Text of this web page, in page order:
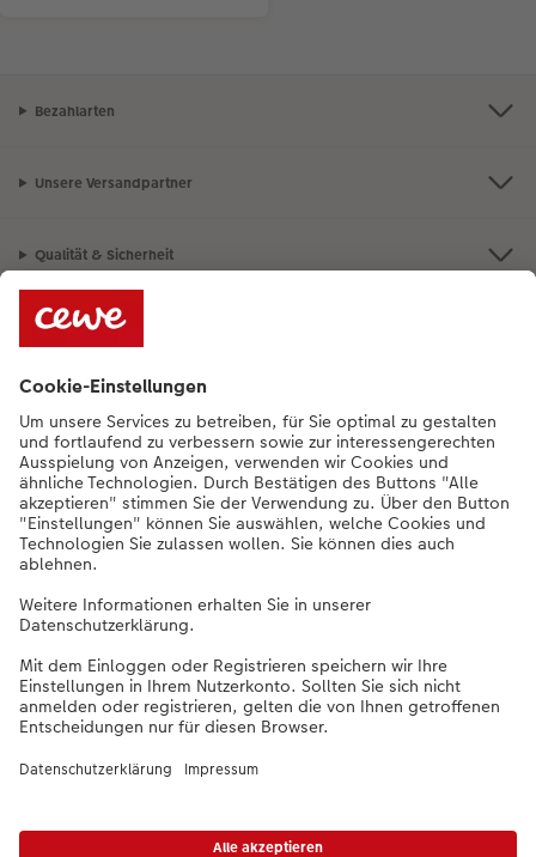
Bezahlarten
Unsere Versandpartner
Qualität & Sicherheit
Nachhaltigkeit bei CEWE
Service
Unternehmen
Sortiment
Weitere Produkte
0441 18131911Mo. bis Sa.: 8:00 – 20:00 Uhr und So.: 10:00 – 18:00 Uhr